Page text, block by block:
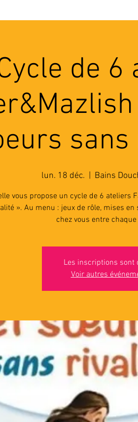
de 6
lun. 18 déc. Bains
vous propose un cycle de 6 ateliers
». Au menu : jeux de rôle, mises
chez vous entre
Les inscriptions sont
Voir autres